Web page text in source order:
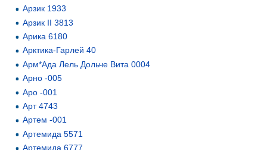
Арзик 1933
Арзик II 3813
Арика 6180
Арктика-Гарлей 40
Арм*Ада Лель Дольче Вита 0004
Арно -005
Аро -001
Арт 4743
Артем -001
Артемида 5571
Артемида 6777